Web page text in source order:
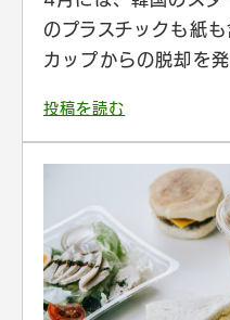
のプラスチックも紙
カップからの脱却を
投稿を読む